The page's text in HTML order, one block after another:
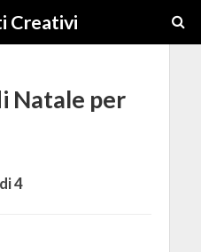
Creativi
Natale per
4